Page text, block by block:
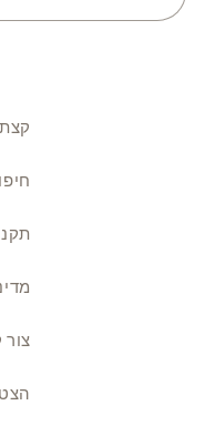
קצת
חיפוש
צור